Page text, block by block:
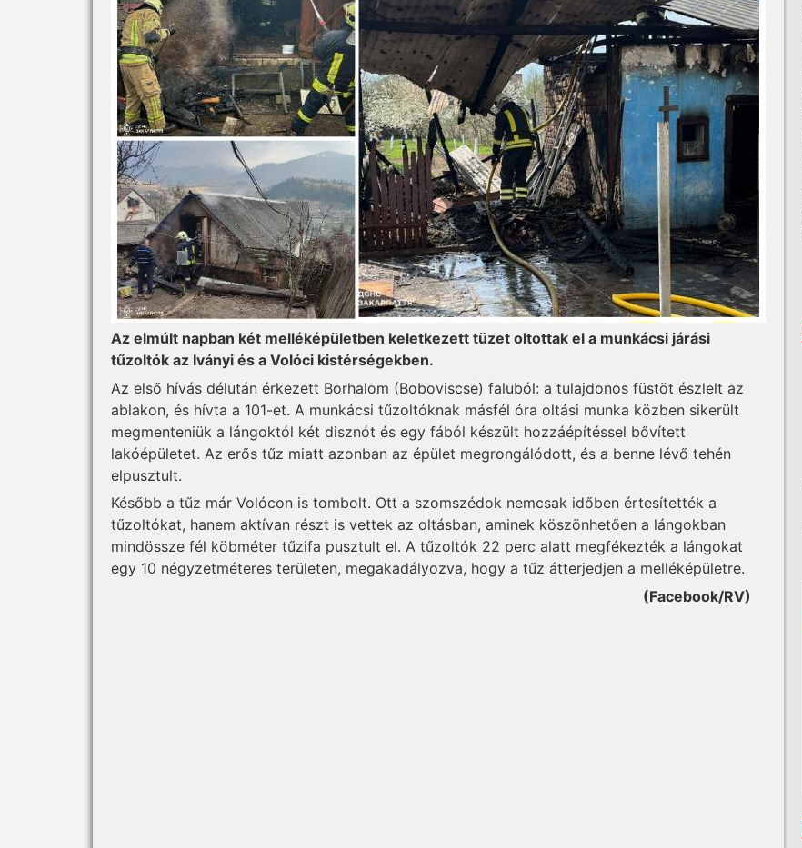
Az elmúlt napban két melléképületben keletkezett tüzet oltottak el a munkácsi járási
tűzoltók az Iványi és a Volóci kistérségekben.
Az első hívás délután érkezett Borhalom (Boboviscse) faluból: a tulajdonos füstöt észlelt az
ablakon, és hívta a 101-et. A munkácsi tűzoltóknak másfél óra oltási munka közben sikerült
megmenteniük a lángoktól két disznót és egy fából készült hozzáépítéssel bővített
lakóépületet. Az erős tűz miatt azonban az épület megrongálódott, és a benne lévő tehén
elpusztult.
Később a tűz már Volócon is tombolt. Ott a szomszédok nemcsak időben értesítették a
tűzoltókat, hanem aktívan részt is vettek az oltásban, aminek köszönhetően a lángokban
mindössze fél köbméter tűzifa pusztult el. A tűzoltók 22 perc alatt megfékezték a lángokat
egy 10 négyzetméteres területen, megakadályozva, hogy a tűz átterjedjen a melléképületre.
(Facebook/RV)